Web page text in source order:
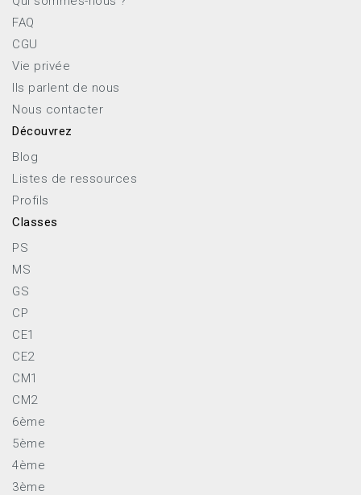
FAQ
CGU
Vie privée
Ils parlent de nous
Nous contacter
Découvrez
Blog
Listes de ressources
Profils
Classes
PS
MS
GS
CP
CE1
CE2
CM1
CM2
6ème
5ème
4ème
3ème